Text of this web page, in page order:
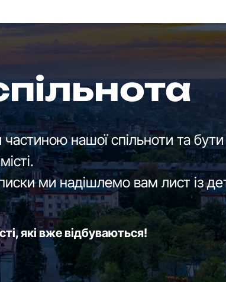
нашої спільноти та бути
ми надішлемо вам лист із
які вже відбуваються!